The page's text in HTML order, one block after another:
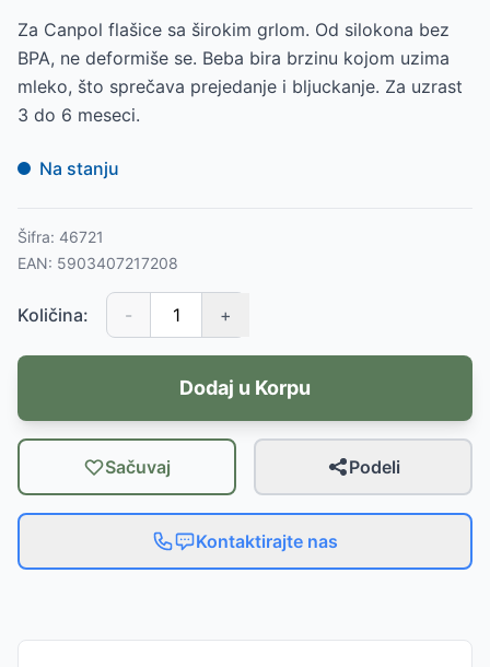
Za Canpol flašice sa širokim grlom. Od silokona bez
BPA, ne deformiše se. Beba bira brzinu kojom uzima
mleko, što sprečava prejedanje i bljuckanje. Za uzrast
3 do 6 meseci.
Na stanju
Šifra: 46721
EAN: 5903407217208
Količina: - +
Dodaj u Korpu
Sačuvaj Podeli
Kontaktirajte nas